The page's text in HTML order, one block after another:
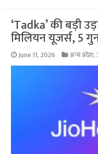
‘Tadka’ की बड़ी
मिलियन यूजर्स, 5
June 11, 2026 अन्य प्रदेश,